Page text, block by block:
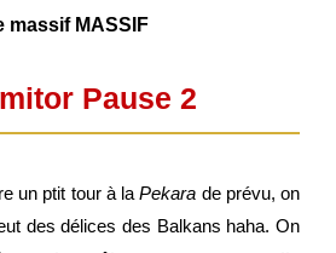
massif MASSIF
Pause 2​​
un ptit tour à laPekara de prévu, on
des délices des Balkans haha. On